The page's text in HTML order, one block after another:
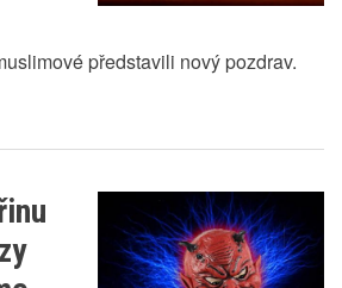
představili nový pozdrav.